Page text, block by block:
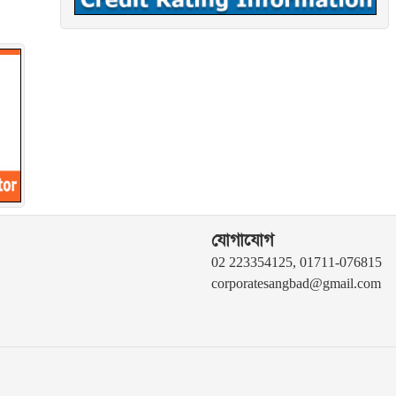
যোগাযোগ
02 223354125, 01711-076815
corporatesangbad@gmail.com